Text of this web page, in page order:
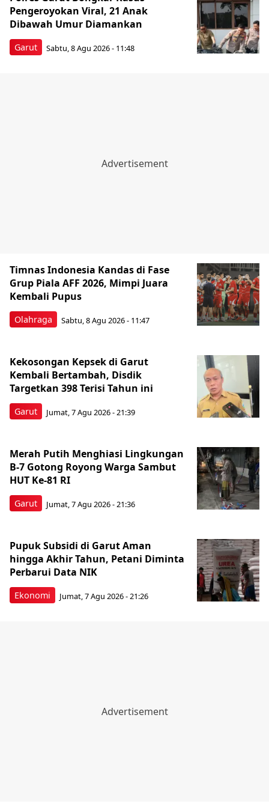
Garut
Pengeroyokan Viral, 21 Anak
Dibawah Umur Diamankan
Sabtu, 8 Agu 2026 - 11:48
Olahraga
Timnas Indonesia Kandas di Fase
Grup Piala AFF 2026, Mimpi Juara
Kembali Pupus
Sabtu, 8 Agu 2026 - 11:47
Garut
Kekosongan Kepsek di Garut
Kembali Bertambah, Disdik
Targetkan 398 Terisi Tahun ini
Jumat, 7 Agu 2026 - 21:39
Garut
Merah Putih Menghiasi Lingkungan
B-7 Gotong Royong Warga Sambut
HUT Ke-81 RI
Jumat, 7 Agu 2026 - 21:36
Ekonomi
Pupuk Subsidi di Garut Aman
hingga Akhir Tahun, Petani Diminta
Perbarui Data NIK
Jumat, 7 Agu 2026 - 21:26